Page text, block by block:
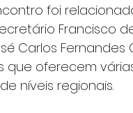
foi
Francisco
Carlos Fernandes
que oferecem
níveis regionais.